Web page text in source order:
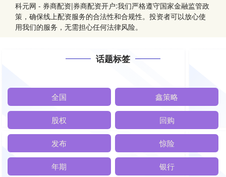
科元网 - 券商配资|券商配资开户:我们严格遵守国家金融监管政
策，确保线上配资服务的合法性和合规性。投资者可以放心使
用我们的服务，无需担心任何法律风险。
话题标签
全国 鑫策略
股权 回购
发布 惊险
年期 银行